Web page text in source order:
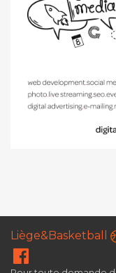
Liège&Basketball